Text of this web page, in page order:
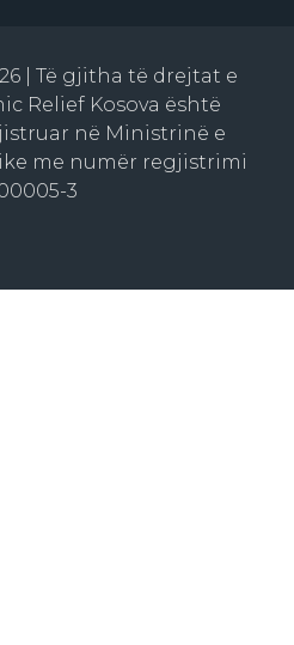
| Të gjitha të drejtat e
Relief Kosova është
në Ministrinë e
me numër regjistrimi
3